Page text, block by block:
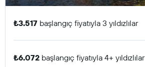
₺3.517 başlangıç fiyatıyla 3 yıldızlılar
₺6.072 başlangıç fiyatıyla 4+ yıldızlılar